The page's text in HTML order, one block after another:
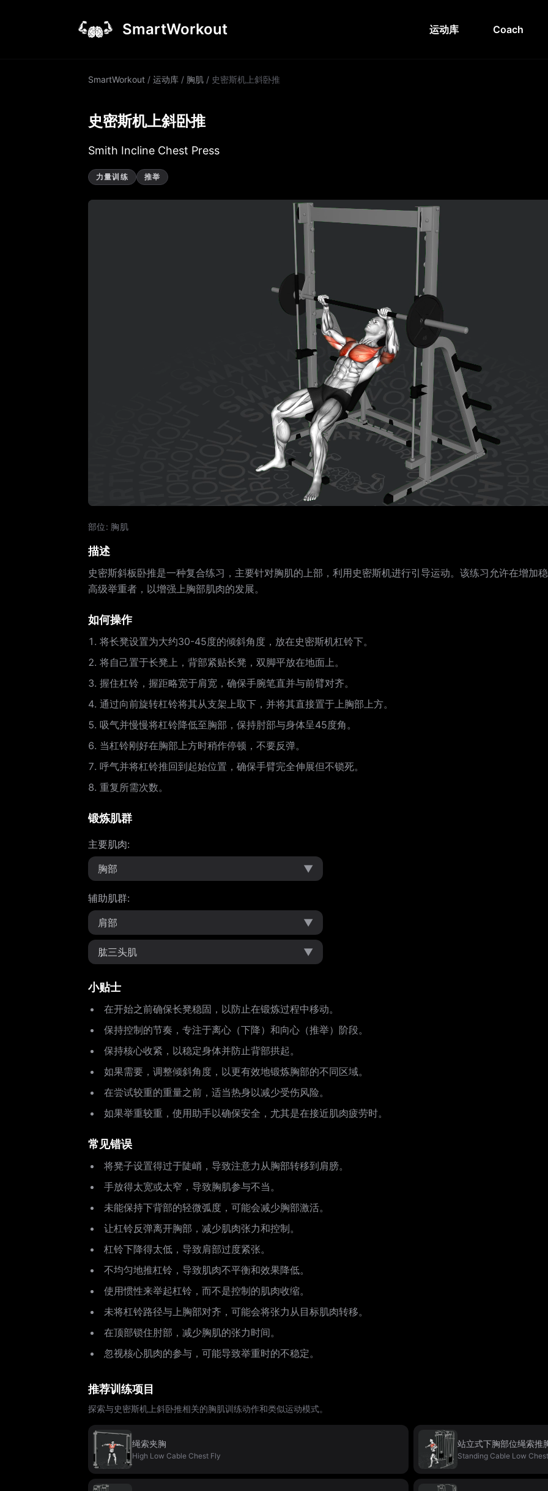
SmartWorkout 运动库 Coach
SmartWorkout / 运动库 / 胸肌 / 史密斯机上斜卧推
史密斯机上斜卧推
Smith Incline Chest Press
力量训练 推举
部位: 胸肌
描述
史密斯斜板卧推是一种复合练习，主要针对胸肌的上部，利用史密斯机进行引导运动。该练习允许在增加
高级举重者，以增强上胸部肌肉的发展。
如何操作
将长凳设置为大约30-45度的倾斜角度，放在史密斯机杠铃下。
将自己置于长凳上，背部紧贴长凳，双脚平放在地面上。
握住杠铃，握距略宽于肩宽，确保手腕笔直并与前臂对齐。
通过向前旋转杠铃将其从支架上取下，并将其直接置于上胸部上方。
吸气并慢慢将杠铃降低至胸部，保持肘部与身体呈45度角。
当杠铃刚好在胸部上方时稍作停顿，不要反弹。
呼气并将杠铃推回到起始位置，确保手臂完全伸展但不锁死。
重复所需次数。
锻炼肌群
主要肌肉:
胸部
▼
辅助肌群:
肩部
▼
肱三头肌 ▼
小贴士
在开始之前确保长凳稳固，以防止在锻炼过程中移动。
保持控制的节奏，专注于离心（下降）和向心（推举）阶段。
保持核心收紧，以稳定身体并防止背部拱起。
如果需要，调整倾斜角度，以更有效地锻炼胸部的不同区域。
在尝试较重的重量之前，适当热身以减少受伤风险。
如果举重较重，使用助手以确保安全，尤其是在接近肌肉疲劳时。
常见错误
将凳子设置得过于陡峭，导致注意力从胸部转移到肩膀。
手放得太宽或太窄，导致胸肌参与不当。
未能保持下背部的轻微弧度，可能会减少胸部激活。
让杠铃反弹离开胸部，减少肌肉张力和控制。
杠铃下降得太低，导致肩部过度紧张。
不均匀地推杠铃，导致肌肉不平衡和效果降低。
使用惯性来举起杠铃，而不是控制的肌肉收缩。
未将杠铃路径与上胸部对齐，可能会将张力从目标肌肉转移。
在顶部锁住肘部，减少胸肌的张力时间。
忽视核心肌肉的参与，可能导致举重时的不稳定。
推荐训练项目
探索与史密斯机上斜卧推相关的胸肌训练动作和类似运动模式。
绳索夹胸
High Low Cable Chest Fly
站立式下胸部位绳索推
Standing Cable Low